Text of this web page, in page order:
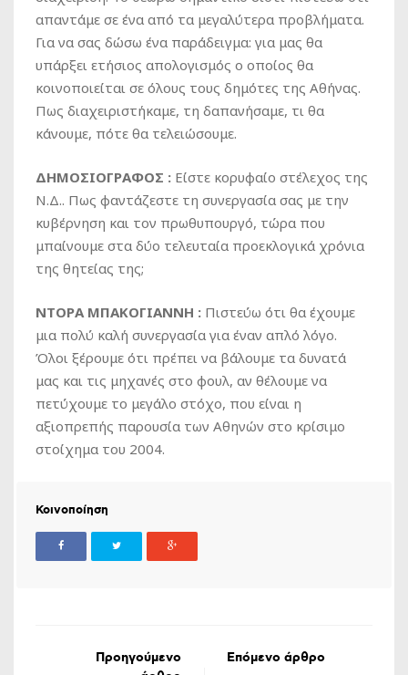
απαντάμε σε ένα από τα μεγαλύτερα προβλήματα.
Για να σας δώσω ένα παράδειγμα: για μας θα
υπάρξει ετήσιος απολογισμός ο οποίος θα
κοινοποιείται σε όλους τους δημότες της Αθήνας.
Πως διαχειριστήκαμε, τη δαπανήσαμε, τι θα
κάνουμε, πότε θα τελειώσουμε.
ΔΗΜΟΣΙΟΓΡΑΦΟΣ : Είστε κορυφαίο στέλεχος της
Ν.Δ.. Πως φαντάζεστε τη συνεργασία σας με την
κυβέρνηση και τον πρωθυπουργό, τώρα που
μπαίνουμε στα δύο τελευταία προεκλογικά χρόνια
της θητείας της;
ΝΤΟΡΑ ΜΠΑΚΟΓΙΑΝΝΗ : Πιστεύω ότι θα έχουμε
μια πολύ καλή συνεργασία για έναν απλό λόγο.
Όλοι ξέρουμε ότι πρέπει να βάλουμε τα δυνατά
μας και τις μηχανές στο φουλ, αν θέλουμε να
πετύχουμε το μεγάλο στόχο, που είναι η
αξιοπρεπής παρουσία των Αθηνών στο κρίσιμο
στοίχημα του 2004.
Κοινοποίηση
Προηγούμενο
Επόμενο άρθρο